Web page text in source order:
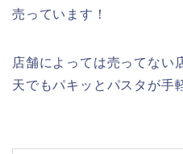
売っています！
店舗によっては売ってない
天でもパキッとパスタが手